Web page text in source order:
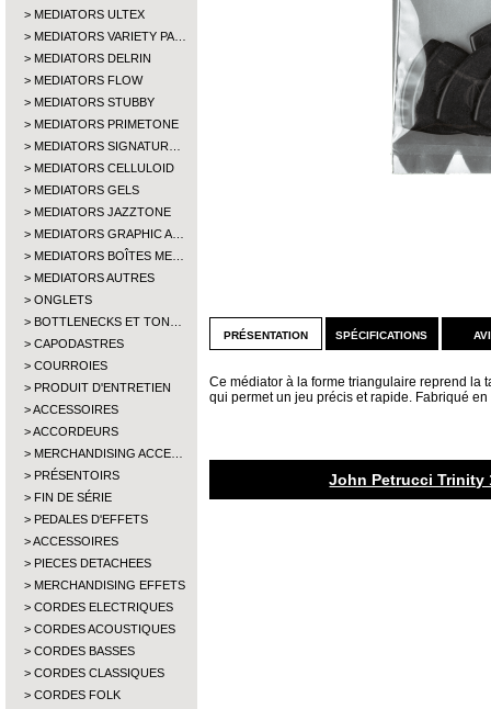
MEDIATORS ULTEX
MEDIATORS VARIETY PA…
MEDIATORS DELRIN
MEDIATORS FLOW
MEDIATORS STUBBY
MEDIATORS PRIMETONE
MEDIATORS SIGNATUR…
MEDIATORS CELLULOID
MEDIATORS GELS
MEDIATORS JAZZTONE
MEDIATORS GRAPHIC A…
MEDIATORS BOÎTES ME…
MEDIATORS AUTRES
ONGLETS
BOTTLENECKS ET TON…
CAPODASTRES
COURROIES
PRODUIT D'ENTRETIEN
ACCESSOIRES
ACCORDEURS
MERCHANDISING ACCE…
PRÉSENTOIRS
FIN DE SÉRIE
PEDALES D'EFFETS
ACCESSOIRES
PIECES DETACHEES
MERCHANDISING EFFETS
CORDES ELECTRIQUES
CORDES ACOUSTIQUES
CORDES BASSES
CORDES CLASSIQUES
CORDES FOLK
présentation
Ce médiator à la forme triangulaire reprend la
qui permet un jeu précis et rapide. Fabriqué en
spécifications
John Petrucci Trinity